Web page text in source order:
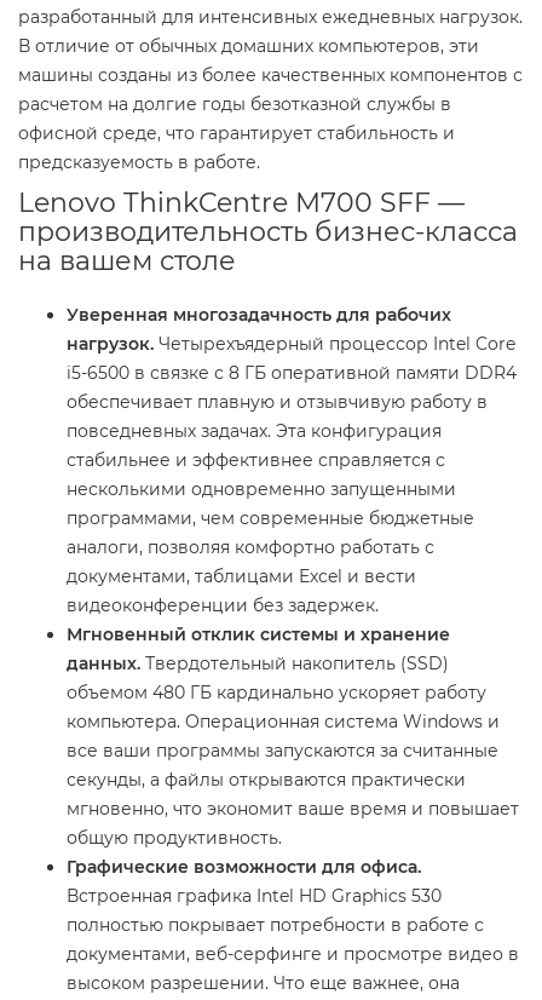
разработанный для интенсивных ежедневных нагрузок.
В отличие от обычных домашних компьютеров, эти
машины созданы из более качественных компонентов с
расчетом на долгие годы безотказной службы в
офисной среде, что гарантирует стабильность и
предсказуемость в работе.
Lenovo ThinkCentre M700 SFF —
производительность бизнес-класса
на вашем столе
Уверенная многозадачность для рабочих
нагрузок. Четырехъядерный процессор Intel Core
i5-6500 в связке с 8 ГБ оперативной памяти DDR4
обеспечивает плавную и отзывчивую работу в
повседневных задачах. Эта конфигурация
стабильнее и эффективнее справляется с
несколькими одновременно запущенными
программами, чем современные бюджетные
аналоги, позволяя комфортно работать с
документами, таблицами Excel и вести
видеоконференции без задержек.
Мгновенный отклик системы и хранение
данных. Твердотельный накопитель (SSD)
объемом 480 ГБ кардинально ускоряет работу
компьютера. Операционная система Windows и
все ваши программы запускаются за считанные
секунды, а файлы открываются практически
мгновенно, что экономит ваше время и повышает
общую продуктивность.
Графические возможности для офиса.
Встроенная графика Intel HD Graphics 530
полностью покрывает потребности в работе с
документами, веб-серфинге и просмотре видео в
высоком разрешении. Что еще важнее, она